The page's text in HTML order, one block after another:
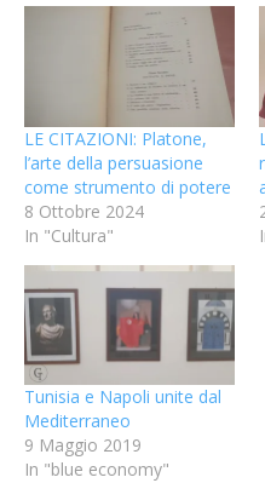
LE CITAZIONI: Platone,
l’arte della persuasione
come strumento di potere
8 Ottobre 2024
In "Cultura"
Tunisia e Napoli unite dal
Mediterraneo
9 Maggio 2019
In "blue economy"